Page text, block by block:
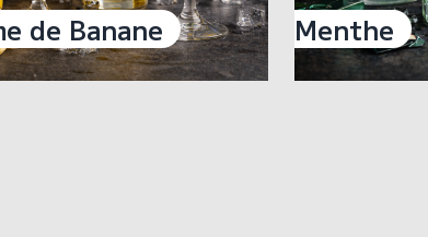
de Banane Menthe